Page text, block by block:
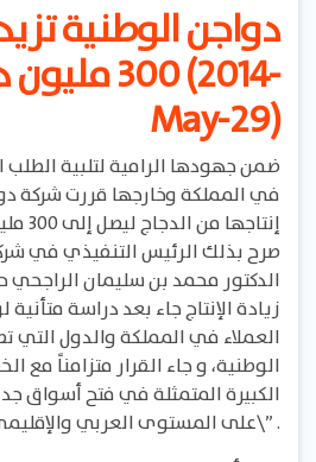
دواجن الوطنية
300
May-29)
في المملكة وخارجها قررت شركة
صرح بذلك الرئيس التنفيذي في
الدكتور محمد بن سليمان الراجحي
زيادة الإنتاج جاء بعد دراسة
العملاء في المملكة والدول التي
الوطنية، و جاء القرار متزامناً مع
الكبيرة المتمثلة في فتح أسواق
على المستوى العربي والإقليمي والدولي\” .